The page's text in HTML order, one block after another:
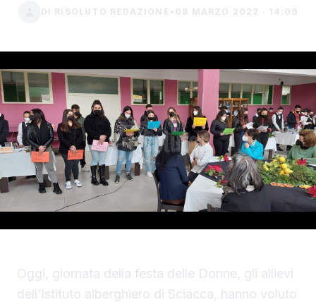
DI RISOLUTO REDAZIONE • 08 MARZO 2022 · 14:09
Oggi, giornata della festa delle Donne, gli allievi
dell’Istituto alberghiero di Sciacca, hanno voluto